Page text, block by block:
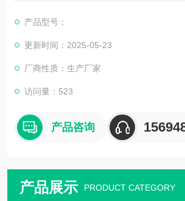
消泡剂与起泡液发生反应，一方面消泡剂会
可能产生有害物质，影响微生物的生长。
5、挥发性小，作用时间长
发酵行业，就要使用油性的消泡剂，如聚醚
水性涂料行业就要用水性消泡剂，有机硅
产品型号：
更新时间：2025-05-23
厂商性质：生产厂家
访问量：523
产品咨询
产品展示 PRODUCT CATEGORY